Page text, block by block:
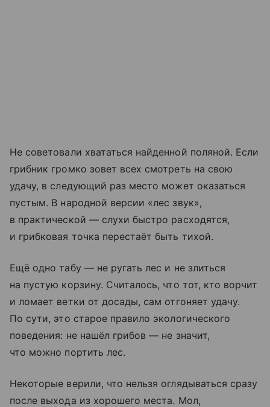
Не советовали хвататься найденной поляной. Если
грибник громко зовет всех смотреть на свою
удачу, в следующий раз место может оказаться
пустым. В народной версии «лес звук»,
в практической — слухи быстро расходятся,
и грибковая точка перестаёт быть тихой.
Ещё одно табу — не ругать лес и не злиться
на пустую корзину. Считалось, что тот, кто ворчит
и ломает ветки от досады, сам отгоняет удачу.
По сути, это старое правило экологического
поведения: не нашёл грибов — не значит,
что можно портить лес.
Некоторые верили, что нельзя оглядываться сразу
после выхода из хорошего места. Мол,